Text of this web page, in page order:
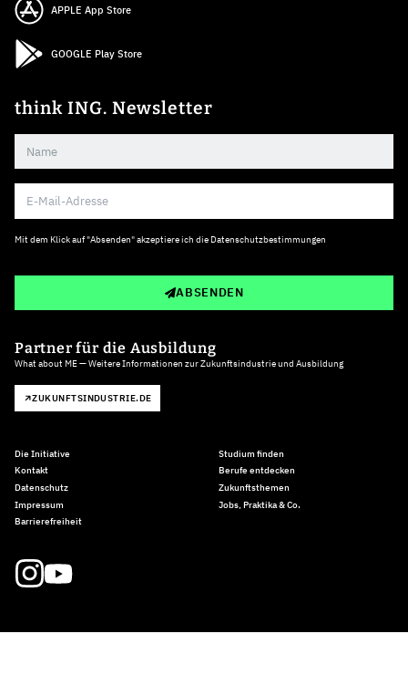
APPLE App Store
GOOGLE Play Store
think ING. Newsletter
Mit dem Klick auf "Absenden" akzeptiere ich die Datenschutzbestimmungen
ABSENDEN
Partner für die Ausbildung
What about ME — Weitere Informationen zur Zukunftsindustrie und Ausbildung
ZUKUNFTSINDUSTRIE.DE
Die Initiative
Kontakt
Datenschutz
Impressum
Barrierefreiheit
Studium finden
Berufe entdecken
Zukunftsthemen
Jobs, Praktika & Co.